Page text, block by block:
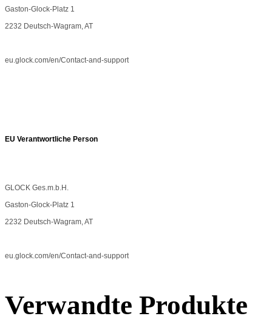
Gaston-Glock-Platz 1
2232 Deutsch-Wagram, AT
eu.glock.com/en/Contact-and-support
EU Verantwortliche Person
GLOCK Ges.m.b.H.
Gaston-Glock-Platz 1
2232 Deutsch-Wagram, AT
eu.glock.com/en/Contact-and-support
Verwandte Produkte